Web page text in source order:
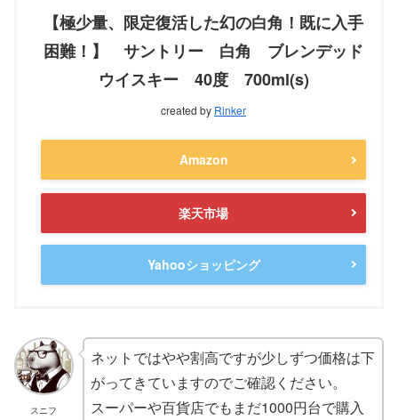
【極少量、限定復活した幻の白角！既に入手
困難！】 サントリー 白角 ブレンデッド
ウイスキー 40度 700ml(s)
created by Rinker
Amazon
楽天市場
Yahooショッピング
スニフ
ネットではやや割高ですが少しずつ価格は下
がってきていますのでご確認ください。
スーパーや百貨店でもまだ1000円台で購入